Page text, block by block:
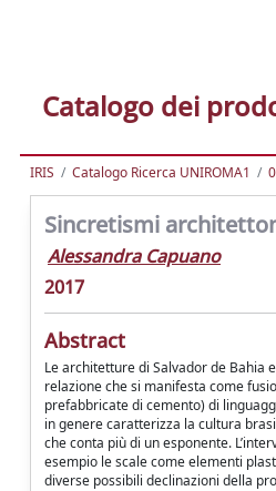
Catalogo dei
IRIS Catalogo Ricerca UNIROMA1
Sincretismi
Alessandra Capuano
2017
Abstract
Le architetture di Salvador de Bahia
relazione che si manifesta come
prefabbricate di cemento) di
in genere caratterizza la cultura
che conta più di un esponente.
esempio le scale come elementi
diverse possibili declinazioni della